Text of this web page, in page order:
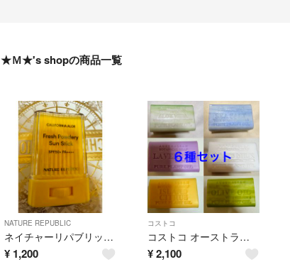
★Ｍ★'s shopの商品一覧
NATURE REPUBLIC
ネイチャーリパブリック パウダリーアロエUVスティック 24g
¥ 1,200
コストコ
コストコ オーストラリアン ボタニカル ソープ 6種セット
¥2,100